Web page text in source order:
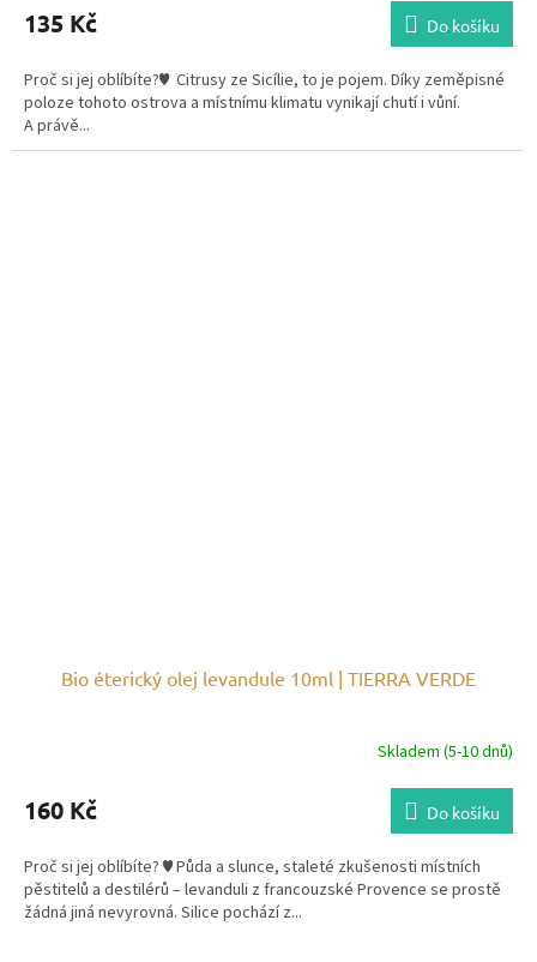
135 Kč Do košíku
Proč si jej oblíbíte?♥ Citrusy ze Sicílie, to je pojem. Díky zeměpisné
poloze tohoto ostrova a místnímu klimatu vynikají chutí i vůní.
A právě...
Bio éterický olej levandule 10ml | TIERRA VERDE
Skladem (5-10 dnů)
160 Kč Do košíku
Proč si jej oblíbíte? ♥ Půda a slunce, staleté zkušenosti místních
pěstitelů a destilérů – levanduli z francouzské Provence se prostě
žádná jiná nevyrovná. Silice pochází z...